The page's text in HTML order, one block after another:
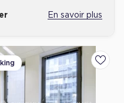
En savoir plus